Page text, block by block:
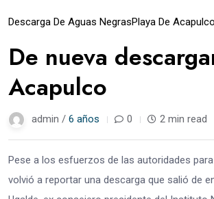
Descarga De Aguas NegrasPlaya De Acapulco
De nueva
Acapulco
admin / 6 años 0 2 min read
Pese a los esfuerzos de las autoridades
volvió a reportar una descarga que salió de